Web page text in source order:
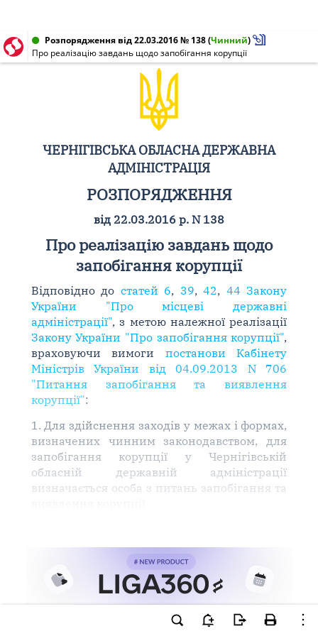
Розпорядження від 22.03.2016 № 138(Чинний)
Про реалізацію завдань щодо запобігання корупції
ЧЕРНІГІВСЬКА ОБЛАСНА ДЕРЖАВНА
АДМІНІСТРАЦІЯ
РОЗПОРЯДЖЕННЯ
від 22.03.2016 р. N 138
Про реалізацію завдань щодо
запобігання корупції
Відповідно до статей 6, 39,42, 44 Закону
України "Про місцеві державні
адміністрації", з метою належної реалізації
Закону України "Про запобігання корупції",
враховуючи вимоги постанови Кабінету
Міністрів України від 04.09.2013 N 706
"Питання запобігання та виявлення
корупції":
1. Для здійснення заходів у межах і формах,
визначених чинним законодавством, для
запобігання корупції у Чернігівській
обласній державній адміністрації
визначається особа з питань запобігання та